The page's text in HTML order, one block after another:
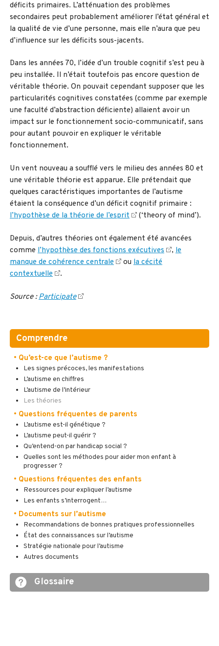
déficits primaires. L’atténuation des problèmes
secondaires peut probablement améliorer l’état général et
la qualité de vie d’une personne, mais elle n’aura que peu
d’influence sur les déficits sous-jacents.
Dans les années 70, l’idée d’un trouble cognitif s’est peu à
peu installée. Il n’était toutefois pas encore question de
véritable théorie. On pouvait cependant supposer que les
particularités cognitives constatées (comme par exemple
une faculté d’abstraction déficiente) allaient avoir un
impact sur le fonctionnement socio-communicatif, sans
pour autant pouvoir en expliquer le véritable
fonctionnement.
Un vent nouveau a soufflé vers le milieu des années 80 et
une véritable théorie est apparue. Elle prétendait que
quelques caractéristiques importantes de l’autisme
étaient la conséquence d’un déficit cognitif primaire :
l’hypothèse de la théorie de l’esprit
(‘theory of mind’).
Depuis, d’autres théories ont également été avancées
comme l’hypothèse des fonctions exécutives , le
manque de cohérence centrale
ou la cécité
contextuelle
.
Source :Participate
Comprendre
• Qu’est-ce que l’autisme ?
Les signes précoces, les manifestations
L’autisme en chiffres
L’autisme de l’intérieur
Les théories
• Questions fréquentes de parents
L’autisme est-il génétique ?
L’autisme peut-il guérir ?
Qu’entend-on par handicap social ?
Quelles sont les méthodes pour aider mon enfant à
progresser ?
• Questions fréquentes des enfants
Ressources pour expliquer l’autisme
Les enfants s’interrogent…
• Documents sur l’autisme
Recommandations de bonnes pratiques professionnelles
État des connaissances sur l’autisme
Stratégie nationale pour l’autisme
Autres documents
Glossaire